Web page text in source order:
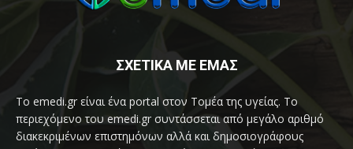
ΣΧΕΤΙΚΑ ΜΕ ΕΜΑΣ
Το emedi.gr είναι ένα portal στον Τομέα της υγείας. Το
περιεχόμενο του emedi.gr συντάσσεται από μεγάλο αριθμό
διακεκριμένων επιστημόνων αλλά και δημοσιογράφους